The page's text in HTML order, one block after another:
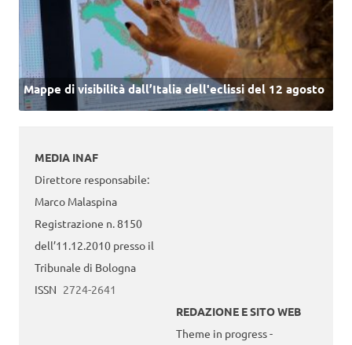
Mappe di visibilità dall’Italia dell'eclissi del 12 agosto
MEDIA INAF
Direttore responsabile:
Marco Malaspina
Registrazione n. 8150
dell’11.12.2010 presso il
Tribunale di Bologna
ISSN 2724-2641
REDAZIONE E SITO WEB
Theme in progress -